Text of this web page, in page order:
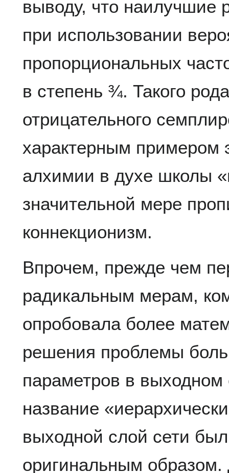
выводу, что наилучшие
при использовании
пропорциональных
в степень ¾. Такого
отрицательного
характерным примером
алхимии в духе школы
значительной мере
коннекционизм.
Впрочем, прежде чем
радикальным мерам,
опробовала более
решения проблемы
параметров в
название
выходной слой сети
оригинальным